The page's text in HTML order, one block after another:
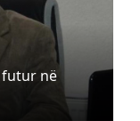
futur në